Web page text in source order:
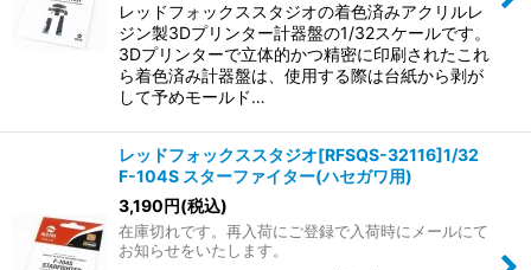
レッドフォックススタジオの着色済みアクリルレ
ジン製3Dプリンター計器盤の1/32スケールです。
3Dプリンターで立体的かつ精密に印刷されたこれ
ら着色済み計器盤は、使用する際は台紙から剥が
して予めモールド…
レッドフォックススタジオ[RFSQS-32116]1/32
F-104S スターファイター(ハセガワ用)
3,190円(税込)
在庫切れです。再入荷にご登録で入荷時にメールにて
お知らせをいたします。